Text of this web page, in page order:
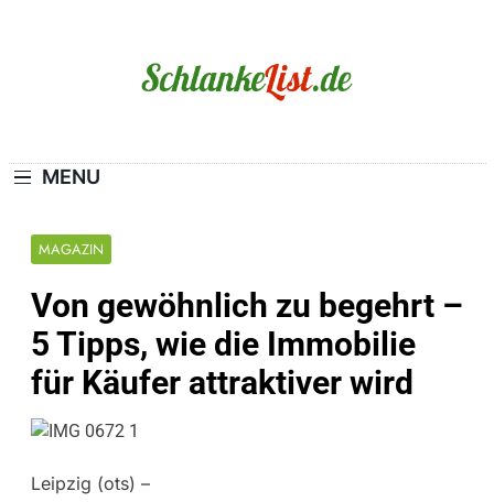
MENU
MAGAZIN
Von gewöhnlich zu begehrt –
5 Tipps, wie die Immobilie
für Käufer attraktiver wird
Leipzig (ots) –